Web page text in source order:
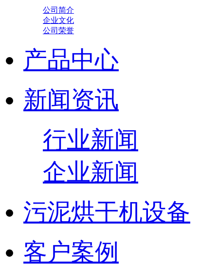
公司简介
企业文化
公司荣誉
产品中心
新闻资讯
行业新闻
企业新闻
污泥烘干机设备
客户案例